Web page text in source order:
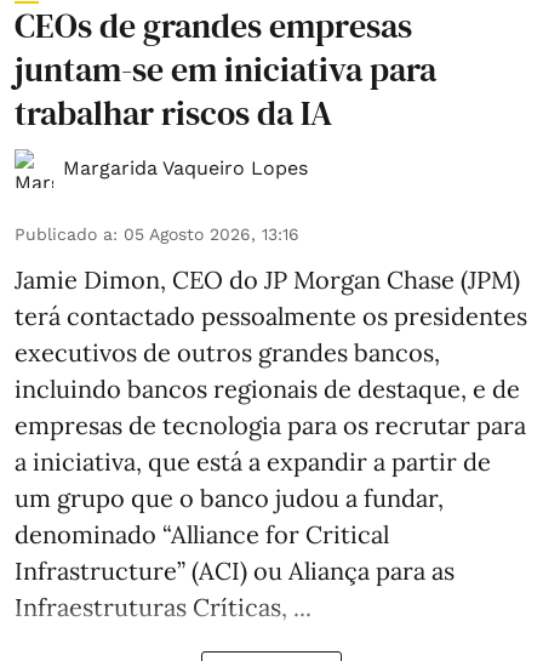
CEOs de grandes empresas
juntam-se em iniciativa para
trabalhar riscos da IA
Margarida Vaqueiro Lopes
Publicado a: 05 Agosto 2026, 13:16
Jamie Dimon, CEO do JP Morgan Chase (JPM)
terá contactado pessoalmente os presidentes
executivos de outros grandes bancos,
incluindo bancos regionais de destaque, e de
empresas de tecnologia para os recrutar para
a iniciativa, que está a expandir a partir de
um grupo que o banco judou a fundar,
denominado “Alliance for Critical
Infrastructure” (ACI) ou Aliança para as
Infraestruturas Críticas, ...